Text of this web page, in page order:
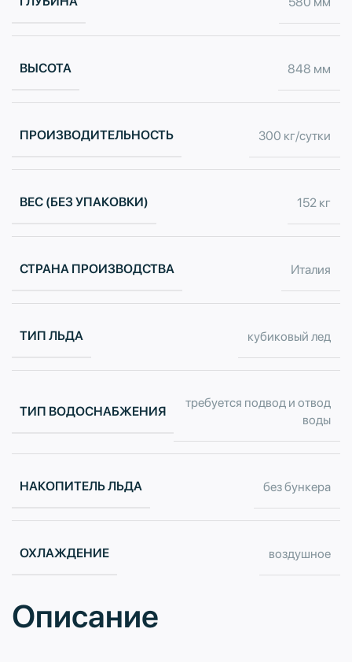
Описание
ВЫСОТА 848 мм
ПРОИЗВОДИТЕЛЬНОСТЬ 300 кг/сутки
ВЕС (БЕЗ УПАКОВКИ) 152 кг
СТРАНА ПРОИЗВОДСТВА Италия
ТИП ЛЬДА кубиковый лед
ТИП ВОДОСНАБЖЕНИЯ
требуется подвод и отвод
воды
НАКОПИТЕЛЬ ЛЬДА без бункера
ОХЛАЖДЕНИЕ воздушное